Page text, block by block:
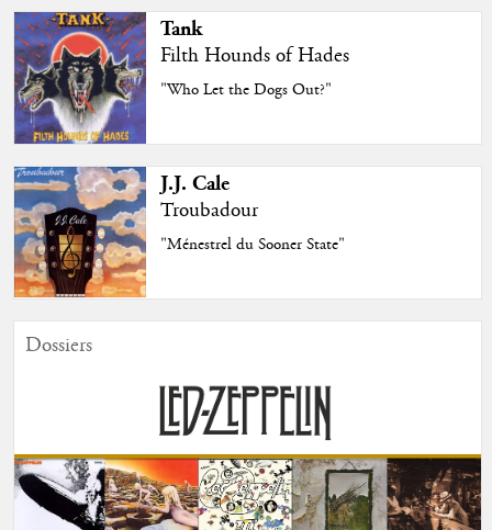
Tank
Filth Hounds of Hades
"Who Let the Dogs Out?"
J.J. Cale
Troubadour
"Ménestrel du Sooner State"
Dossiers